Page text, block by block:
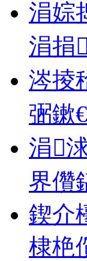
涓婃
涓捐
涔掕
弻鏉
涓
界儹
鍥介
棣栬